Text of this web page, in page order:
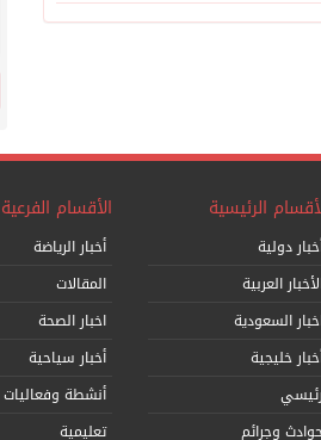
الرئيسية
دولية
العربية
السعودية
خليجية
رئيسي
وجرائم
الأقسام الفرعية
أخبار الرياضة
المقالات
اخبار الصحة
أخبار سياحية
أنشطة وفعاليات
تعليمية